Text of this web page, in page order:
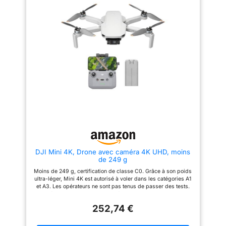
camera offre des fonctions
essentielles : le retour
automatique à la maison (RTH)
en cas de besoin, et un
positionnement précis. Associé
à un système de flux optique, il
stable, même en intérieur, pour
des prises de vue sécurisées.
【Performance Fiable avec
moteurs sans balais (brushless)
des vols plus confiants en
extérieur. Son design léger et le
sac de transport inclus en font
un compagnon de voyage idéal.
Batteries Incluses】- Bénéficiez
de sessions de vol prolongées
grâce aux 3 batteries
jusqu'à 54 minutes de temps de
perte de signal, de
dépassement de la portée ou de
batterie faible. Le
positionnement par flux optique
assure un vol stationnaire
précis, tandis que le mode sans
touche le rendent intuitif pour
Le fonctionnement silencieux
stables même par conditions
Multifonction : Il propose des
modes intelligents comme le
suivi automatique, le vol sur
associés au positionnement
DJI Mini 4K, Drone avec caméra 4K UHD, moins
de 249 g
Moins de 249 g, certification de classe C0. Grâce à son poids
ultra-léger, Mini 4K est autorisé à voler dans les catégories A1
et A3. Les opérateurs ne sont pas tenus de passer des tests.
toutes les conditions de luminosité, des levers de soleil aux
parfaite pour des séquences dignes du grand écran.
252,74 €